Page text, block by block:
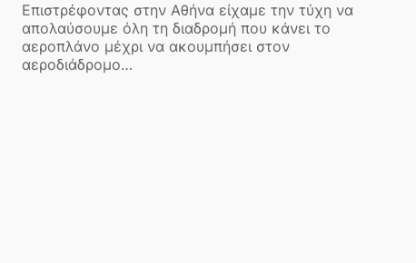
Επιστρέφοντας στην Αθήνα είχαμε την τύχη να
απολαύσουμε όλη τη διαδρομή που κάνει το
αεροπλάνο μέχρι να ακουμπήσει στον
αεροδιάδρομο…